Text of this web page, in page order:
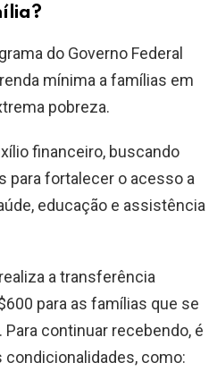
do Governo Federal
mínima a famílias em
pobreza.
financeiro, buscando
para fortalecer o acesso a
educação e assistência
a transferência
para as famílias que se
continuar recebendo, é
como: